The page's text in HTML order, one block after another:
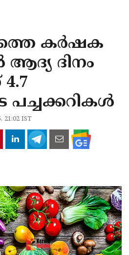
കർഷക
ആദ്യ ദിനം
പച്ചക്കറികൾ
21:02 IST